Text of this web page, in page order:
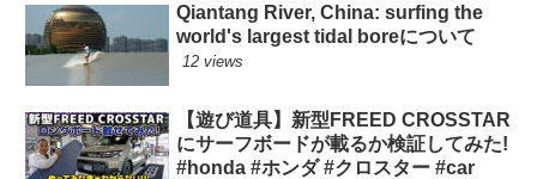
Qiantang River, China: surfing the
world's largest tidal boreについて
12 views
【遊び道具】新型FREED CROSSTAR
にサーフボードが載るか検証してみた!
#honda #ホンダ #クロスター #car